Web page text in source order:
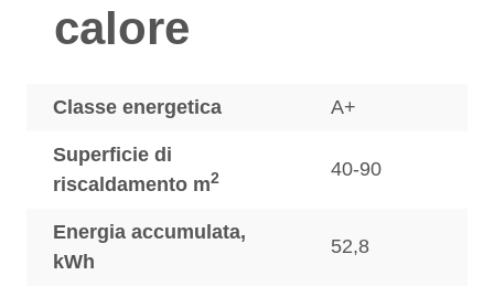
calore
Classe energetica A+
Superficie di
riscaldamento m2 40-90
Energia accumulata,
kWh
52,8